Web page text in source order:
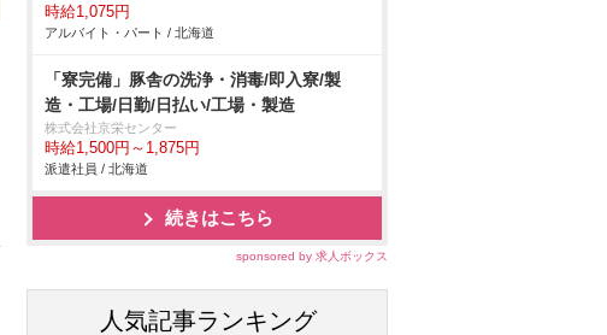
時給1,075円
アルバイト・パート / 北海道
「寮完備」豚舎の洗浄・消毒/即入寮/製
造・工場/日勤/日払い/工場・製造
株式会社京栄センター
時給1,500円～1,875円
派遣社員 / 北海道
続きはこちら
sponsored by 求人ボックス
人気記事ランキング